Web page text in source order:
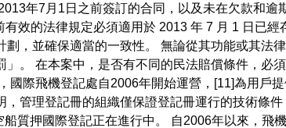
年7月1日之前簽訂的合同，以及未在欠款和逾
效的法律規定必須適用於 2013 年 7 月 1 日已
，並確保適當的一致性。 無論從其功能或其法
。 在本案中，是否有不同的民法賠償條件，必
國際飛機登記處自2006年開始運營，[11]為用戶
管理登記冊的組織僅保證登記冊運行的技術條
質押國際登記正在進行中。 自2006年以來，飛